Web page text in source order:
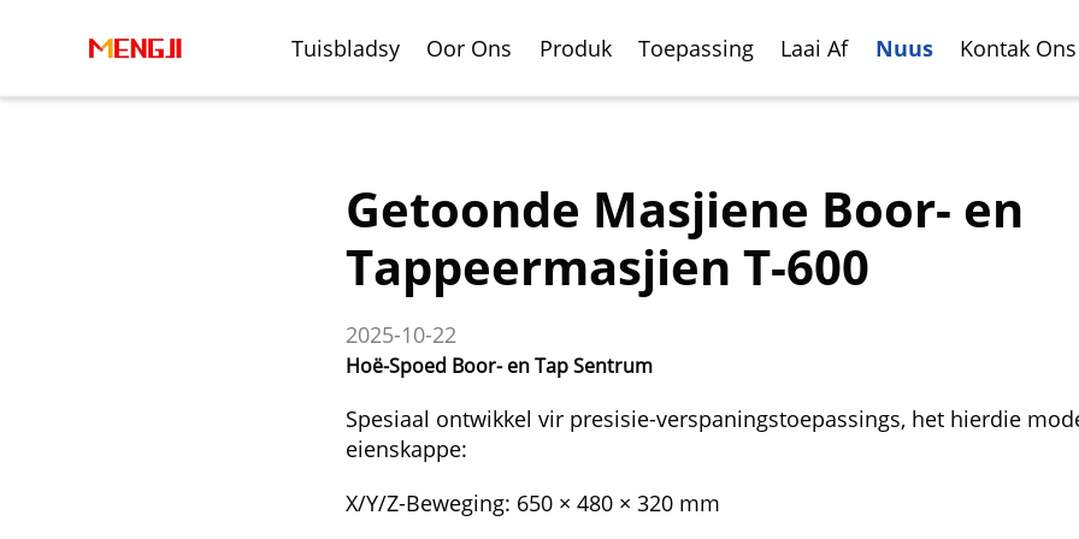
Tuisbladsy Oor Ons Produk
Vertikale Freesnede Sentrum
Horisontale Freesnede
Sentrum
Toepassing
Halweprooi Vervaardiging
Motorvoertuig
Vervaardigingsbedryf
Vliegtuig
Laai Af Nuus Kontak Ons
Getoonde Masjiene Boor- en
Tappeermasjien T-600
2025-10-22
Hoë-Spoed Boor- en Tap Sentrum
Spesiaal ontwikkel vir presisie-verspaningstoepassings, het hierdie
eienskappe:
X/Y/Z-Beweging: 650 × 480 × 320 mm